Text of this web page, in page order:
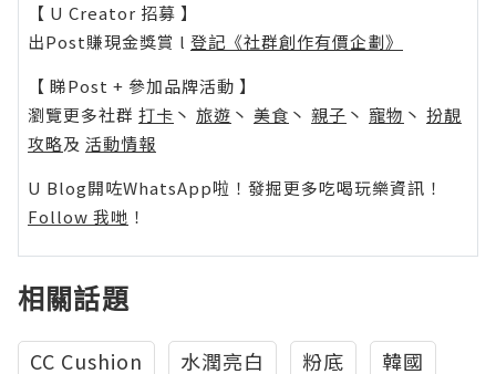
【 U Creator 招募 】
出Post賺現金獎賞 l 登記《社群創作有價企劃》
【 睇Post + 參加品牌活動 】
瀏覽更多社群 打卡 丶 旅遊 丶 美食 丶 親子 丶 寵物 丶 扮靚
攻略及 活動情報
U Blog開咗WhatsApp啦！發掘更多吃喝玩樂資訊！
Follow 我哋 ！
相關話題
CC Cushion 水潤亮白 粉底 韓國